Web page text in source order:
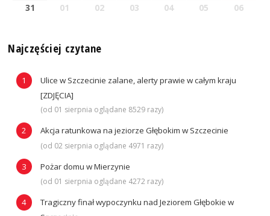
31 01 02 03 04 05 06
Najczęściej czytane
Ulice w Szczecinie zalane, alerty prawie w całym kraju
[ZDJĘCIA]
(od 01 sierpnia oglądane 8529 razy)
Akcja ratunkowa na jeziorze Głębokim w Szczecinie
(od 02 sierpnia oglądane 4971 razy)
Pożar domu w Mierzynie
(od 01 sierpnia oglądane 4272 razy)
Tragiczny finał wypoczynku nad Jeziorem Głębokie w